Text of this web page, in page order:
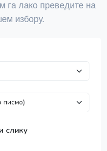
га лако преведите на
избору.
слику